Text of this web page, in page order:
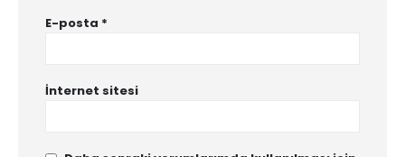
E-posta *
İnternet sitesi